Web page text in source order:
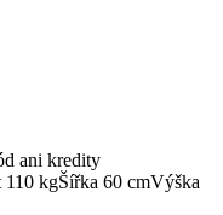
ani kredity
110 kgŠířka 60 cmVýška